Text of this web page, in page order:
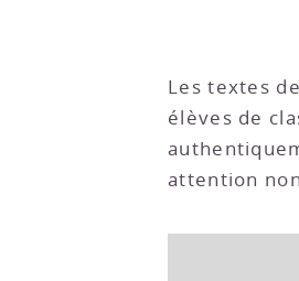
Les textes
élèves de
attention